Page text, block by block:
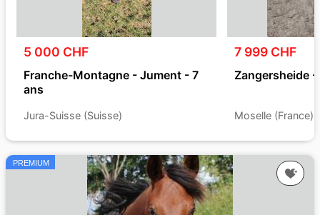
5 000 CHF
Franche-Montagne - Jument - 7
ans
Jura-Suisse (Suisse)
7 999 CHF
Zangersheide
Moselle (France)
PREMIUM